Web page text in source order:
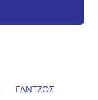
ΓΑΝΤΖΟΣ